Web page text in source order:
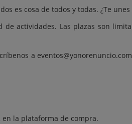
es cosa de todos y todas. ¿Te unes
actividades. Las plazas son
a
la plataforma de compra.